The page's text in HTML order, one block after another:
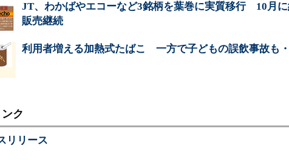
JT、わかばやエコーなど3銘柄を葉巻に実質移行 10月に
販売継続
利用者増える加熱式たばこ 一方で子どもの誤飲事故も・
ク
リリース